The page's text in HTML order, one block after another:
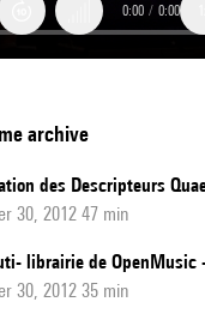
0:00 / 0:00
archive
des Descripteurs
30, 2012 47 min
librairie de OpenMusic
30, 2012 35 min